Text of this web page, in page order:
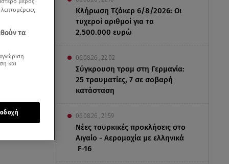
Κλήρωση Τζόκερ 6/8/2026: Οι
τυχεροί αριθμοί για τα
2.500.000 ευρώ
06.08.26 , 22:02
Σύγκρουση τραμ στη Γερμανία:
25 τραυματίες, 7 σε σοβαρή
κατάσταση
06.08.26 , 21:59
Νέες τουρκικές προκλήσεις στο
Αιγαίο - Αερομαχία με ελληνικά
F-16
τα
και